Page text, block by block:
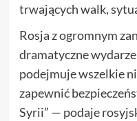
trwających walk,
Rosja z ogromnym
dramatyczne
podejmuje wszelkie
zapewnić
Syrii” — podaje